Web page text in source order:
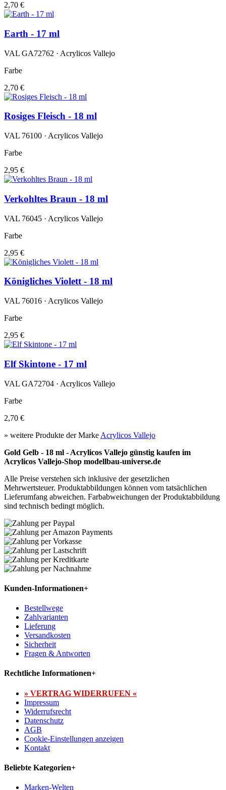
2,70 €
Earth - 17 ml
VAL GA72762 · Acrylicos Vallejo
Farbe
2,70 €
Rosiges Fleisch - 18 ml
VAL 76100 · Acrylicos Vallejo
Farbe
2,95 €
Verkohltes Braun - 18 ml
VAL 76045 · Acrylicos Vallejo
Farbe
2,95 €
Königliches Violett - 18 ml
VAL 76016 · Acrylicos Vallejo
Farbe
2,95 €
Elf Skintone - 17 ml
VAL GA72704 · Acrylicos Vallejo
Farbe
2,70 €
» weitere Produkte der Marke Acrylicos Vallejo
Gold Gelb - 18 ml - Acrylicos Vallejo günstig kaufen im
Acrylicos Vallejo-Shop modellbau-universe.de
Alle Preise verstehen sich inklusive der gesetzlichen
Mehrwertsteuer. Produktabbildungen können vom tatsächlichen
Lieferumfang abweichen. Farbabweichungen der Produktabbildung
sind technisch bedingt möglich.
Kunden-Informationen+
Bestellwege
Zahlvarianten
Lieferung
Versandkosten
Sicherheit
Fragen & Antworten
Rechtliche Informationen+
» VERTRAG WIDERRUFEN «
Impressum
Widerrufsrecht
Datenschutz
AGB
Cookie-Einstellungen anzeigen
Kontakt
Beliebte Kategorien+
Marken-Welten